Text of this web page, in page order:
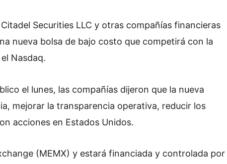
Securities LLC y otras compañías financieras
nueva bolsa de bajo costo que competirá con la
Nasdaq.
el lunes, las compañías dijeron que la nueva
mejorar la transparencia operativa, reducir los
acciones en Estados Unidos.
(MEMX) y estará financiada y controlada por